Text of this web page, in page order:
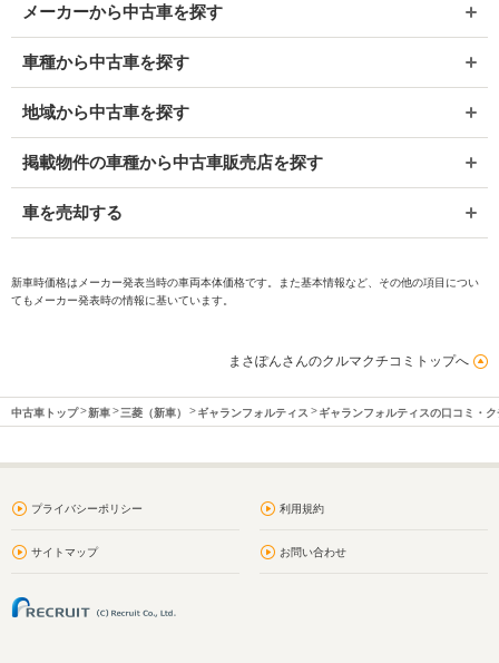
メーカーから中古車を探す
車種から中古車を探す
地域から中古車を探す
掲載物件の車種から中古車販売店を探す
車を売却する
新車時価格はメーカー発表当時の車両本体価格です。また基本情報など、その他の項目につい
てもメーカー発表時の情報に基いています。
まさぽんさんのクルマクチコミトップへ
中古車トップ 新車 三菱（新車） ギャランフォルティス ギャランフォルティスの口コミ・
プライバシーポリシー 利用規約
サイトマップ お問い合わせ